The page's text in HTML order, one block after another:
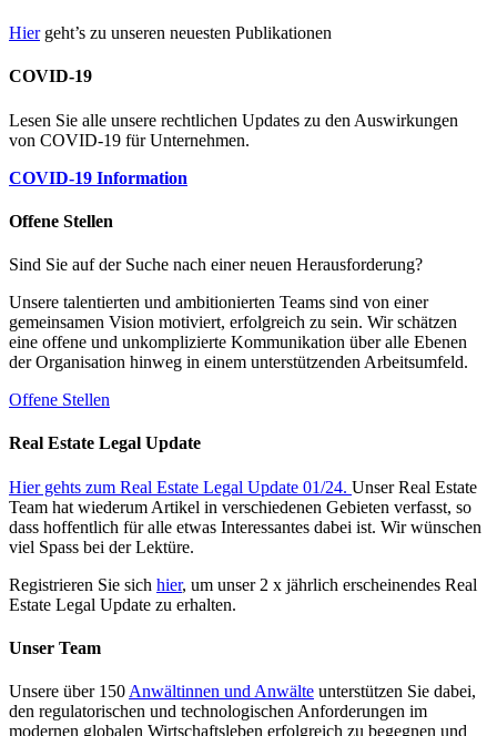
Hiergeht’s zu unseren neuesten Publikationen
COVID-19
Lesen Sie alle unsere rechtlichen Updates zu den Auswirkungen
von COVID-19 für Unternehmen.
COVID-19 Information
Offene Stellen
Sind Sie auf der Suche nach einer neuen Herausforderung?
Unsere talentierten und ambitionierten Teams sind von einer
gemeinsamen Vision motiviert, erfolgreich zu sein. Wir schätzen
eine offene und unkomplizierte Kommunikation über alle Ebenen
der Organisation hinweg in einem unterstützenden Arbeitsumfeld.
Offene Stellen
Real Estate Legal Update
Hier gehts zum Real Estate Legal Update 01/24. Unser Real Estate
Team hat wiederum Artikel in verschiedenen Gebieten verfasst, so
dass hoffentlich für alle etwas Interessantes dabei ist. Wir wünschen
viel Spass bei der Lektüre.
Registrieren Sie sich hier, um unser 2 x jährlich erscheinendes Real
Estate Legal Update zu erhalten.
Unser Team
Unsere über 150 Anwältinnen und Anwälte unterstützen Sie dabei,
den regulatorischen und technologischen Anforderungen im
modernen globalen Wirtschaftsleben erfolgreich zu begegnen und